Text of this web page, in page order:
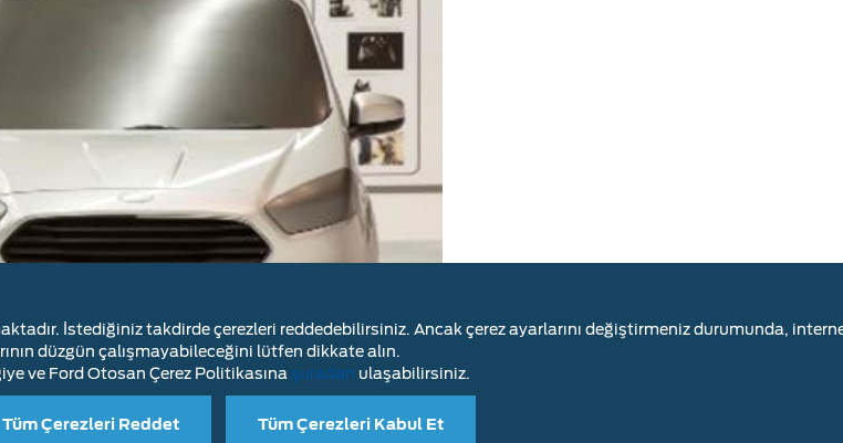
İstediğiniz takdirde çerezleri reddedebilirsiniz. Ancak çerez ayarlarını değiştirmeniz durumunda,
düzgün çalışmayabileceğini lütfen dikkate alın.
ve Ford Otosan Çerez Politikasına şuradan ulaşabilirsiniz.
Tüm Çerezleri Reddet Tüm Çerezleri Kabul Et